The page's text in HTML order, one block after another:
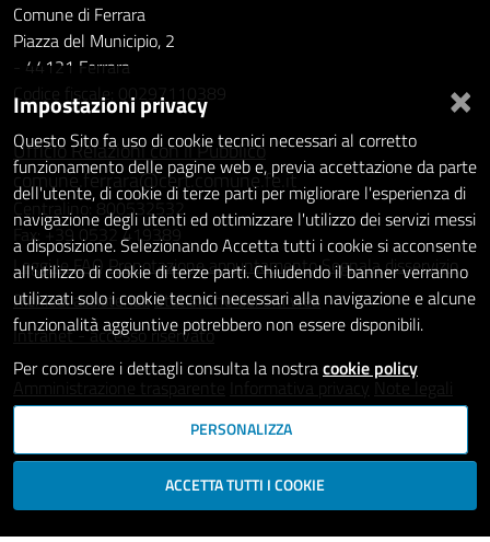
Comune di Ferrara
Piazza del Municipio, 2
- 44121 Ferrara
Codice fiscale: 00297110389
Ufficio Relazioni con il Pubblico
comune.ferrara@cert.comune.fe.it
Centralino: 800532532
Fax: +39 0532 419389
Leggi le FAQ Prenotazione appuntamento Segnala disservizio
Richiedi assistenzaStatistiche dei Siti web
Intranet - accesso riservato
Amministrazione trasparente
Informativa privacy Note legali
Dichiarazione di accessibilità
SEGUICI SU
×
Impostazioni privacy
Questo Sito fa uso di cookie tecnici necessari al corretto
funzionamento delle pagine web e, previa accettazione da parte
dell'utente, di cookie di terze parti per migliorare l'esperienza di
navigazione degli utenti ed ottimizzare l'utilizzo dei servizi messi
a disposizione. Selezionando Accetta tutti i cookie si acconsente
all'utilizzo di cookie di terze parti. Chiudendo il banner verranno
utilizzati solo i cookie tecnici necessari alla navigazione e alcune
funzionalità aggiuntive potrebbero non essere disponibili.
Per conoscere i dettagli consulta la nostracookie policy
PERSONALIZZA
ACCETTA TUTTI I COOKIE